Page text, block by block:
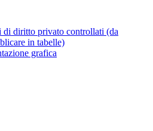
di diritto privato controllati (da
in tabelle)
grafica